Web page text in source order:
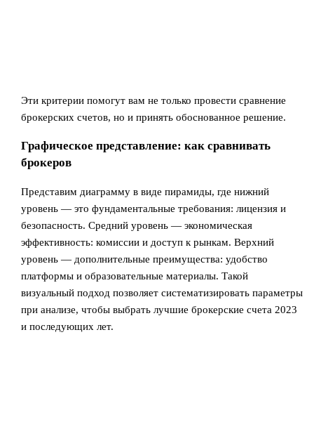
Эти критерии помогут вам не только провести сравнение
брокерских счетов, но и принять обоснованное решение.
Графическое представление: как сравнивать
брокеров
Представим диаграмму в виде пирамиды, где нижний
уровень — это фундаментальные требования: лицензия и
безопасность. Средний уровень — экономическая
эффективность: комиссии и доступ к рынкам. Верхний
уровень — дополнительные преимущества: удобство
платформы и образовательные материалы. Такой
визуальный подход позволяет систематизировать параметры
при анализе, чтобы выбрать лучшие брокерские счета 2023
и последующих лет.